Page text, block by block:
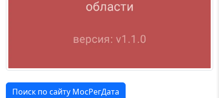
Поиск по сайту МосРегДата